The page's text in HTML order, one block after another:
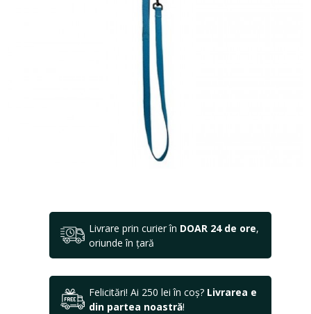
Livrare prin curier în DOAR 24 de ore,
oriunde în țară
Felicitări! Ai 250 lei în coș? Livrarea e
din partea noastră!